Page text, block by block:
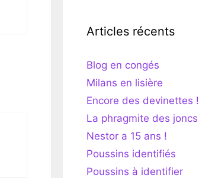
Articles récents
Blog en congés
Milans en lisière
Encore des devinettes !
La phragmite des joncs
Nestor a 15 ans !
Poussins identifiés
Poussins à identifier